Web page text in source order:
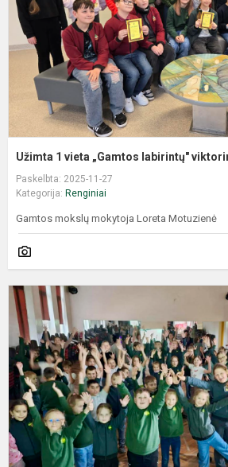
Užimta 1 vieta „Gamtos labirintų"
Paskelbta: 2025-11-27
Kategorija: Renginiai
Gamtos mokslų mokytoja Loreta Motuzienė